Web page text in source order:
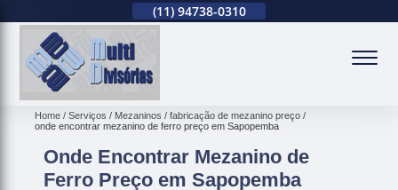
(11) 94738-0310
Home Serviços Mezaninos
fabricação de mezanino preço
onde encontrar mezanino de ferro preço em Sapopemba
Onde Encontrar Mezanino de
Ferro Preço em Sapopemba